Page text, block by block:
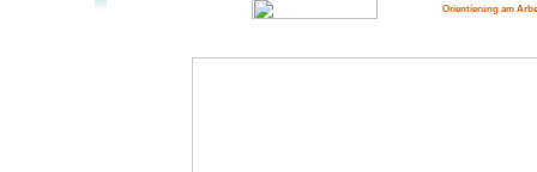
Orientierung am